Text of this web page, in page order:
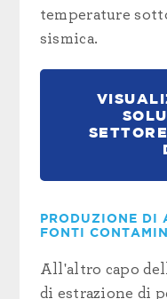
temperature
sismica.
PRODUZIONE DI
FONTI
All'altro capo
di estrazione di